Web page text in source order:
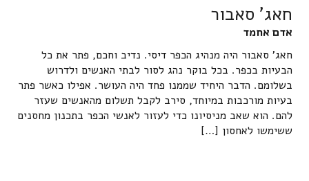
חאג' סאבור
אדם אחמד
חאג' סאבור היה מנהיג הכפר דיסי. נדיב וחכם, פתר את כל
הבעיות בכפר. בכל בוקר נהג לסור לבתי האנשים ולדרוש
בשלומם. הדבר היחיד שממנו פחד היה העושר. אפילו כאשר פתר
בעיות מורכבות במיוחד, סירב לקבל תשלום מהאנשים שעזר
להם. הוא שאב מניסיונו כדי לעזור לאנשי הכפר בתכנון מחסנים
ששימשו לאחסון […]